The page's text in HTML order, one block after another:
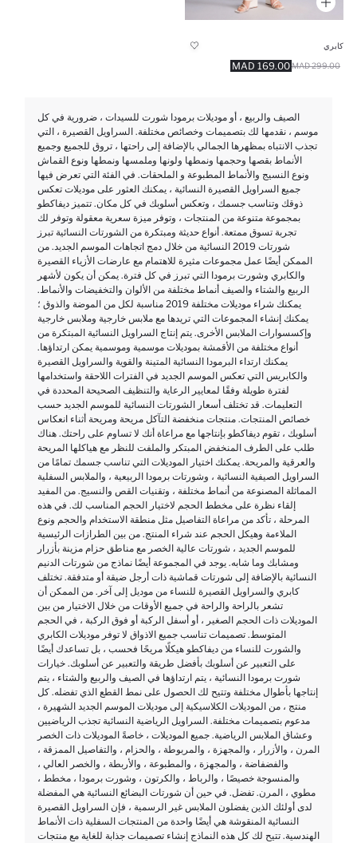
كابري
169.00 MAD 299.00 MAD
الصيف والربيع ، أو موديلات برمودا شورت للسيدات ، ضرورية في كل
موسم ، نقدمها لك بتصميمات وخصائص مختلفة. السراويل القصيرة ، التي
تجذب الانتباه بمظهرها الجمالي بالإضافة إلى راحتها ، تروق للجميع وجميع
الأنماط بقصها وحجمها ونمطها ولونها وملمسها ونمطها ونوع القماش
ونوع النسيج والأنماط المطبوعة و الملحقات. في الفئة التي تعرض فيها
جميع السراويل القصيرة النسائية ، يمكنك العثور على موديلات تعكس
ذوقك وتناسب جسمك ، وتعكس أسلوبك في كل مكان. تتميز ديفاكطو
بمجموعة متنوعة من المنتجات ، وتوفر ميزة سعرية معقولة وتوفر لك
تجربة تسوق ممتعة. أنواع حديثة ومبتكرة من الشورتات النسائية تبرز
شورتات 2019 النسائية من خلال دمج اتجاهات الموسم الجديد. من
الممكن أيضًا عمل مجموعات مثيرة للاهتمام مع عارضات الأزياء القصيرة
والكابري وشورت برمودا التي تبرز في كل فترة. يمكن أن يكون لأشهر
الربيع والشتاء والصيف أنماط مختلفة من الألوان والتخفيضات والأنماط.
يمكنك شراء موديلات مختلفة 2019 مناسبة لكل من الموضة والذوق ؛
يمكنك إنشاء المجموعات التي تريدها مع ملابس خارجية وملابس خارجية
وإكسسوارات الملابس الأخرى. يتم إنتاج السراويل النسائية المبتكرة من
أنواع مختلفة من الأقمشة بموديلات موسمية وموسمية يمكن ارتداؤها.
يمكنك ارتداء البرمودا النسائية المتينة والقوية والسراويل القصيرة
والكابريس التي تعكس الموسم الجديد في الفترات اللاحقة واستخدامها
لفترة طويلة وفقًا لمعايير الرعاية والتنظيف الصحيحة المحددة في
التعليمات. قد تختلف أسعار الشورتات النسائية للموسم الجديد حسب
خصائص المنتجات. منتجات منخفضة التآكل مريحة ومريحة أثناء انعكاس
أسلوبك ، تقوم ديفاكطو بإنتاجها مع مراعاة أنك لا تساوم على راحتك. هناك
طلب على الطرف المنخفض المبتكر والملفت للنظر مع هياكلها المريحة
والعرقية والمريحة. يمكنك اختيار الموديلات التي تناسب جسمك تمامًا من
السراويل الصيفية النسائية ، وشورتات برمودا الربيعية ، والملابس السفلية
المماثلة المصنوعة من أنماط مختلفة ، وتقنيات القص والنسيج. من المفيد
إلقاء نظرة على مخطط الحجم لاختيار الحجم المناسب لك. في هذه
المرحلة ، تأكد من مراعاة التفاصيل مثل منطقة الاستخدام والحجم ونوع
الملاءمة وهيكل الحجم عند شراء المنتج. من بين الطرازات الرئيسية
للموسم الجديد ، شورتات عالية الخصر مع مناطق حزام مزينة بأزرار
ومشابك وما شابه. يوجد في المجموعة أيضًا نماذج من شورتات الدنيم
النسائية بالإضافة إلى شورتات قماشية ذات أرجل ضيقة أو متدفقة. تختلف
كابري والسراويل القصيرة للنساء من موديل إلى آخر. من الممكن أن
تشعر بالراحة والراحة في جميع الأوقات من خلال الاختيار من بين
الموديلات ذات الحجم الصغير ، أو أسفل الركبة أو فوق الركبة ، في الحجم
المتوسط. تصميمات تناسب جميع الاذواق لا توفر موديلات الكابري
والشورت للنساء من ديفاكطو هيكلًا مريحًا فحسب ، بل تساعدك أيضًا
على التعبير عن أسلوبك بأفضل طريقة والتعبير عن أسلوبك. خيارات
شورت برمودا النسائية ، يتم ارتداؤها في الصيف والربيع والشتاء ، يتم
إنتاجها بأطوال مختلفة وتتيح لك الحصول على نمط القطع الذي تفضله. كل
منتج ، من الموديلات الكلاسيكية إلى موديلات الموسم الجديد الشهيرة ،
مدعوم بتصميمات مختلفة. السراويل الرياضية النسائية تجذب الرياضيين
وعشاق الملابس الرياضية. جميع الموديلات ، خاصةً الموديلات ذات الخصر
المرن ، والأزرار ، والمجهزة ، والمربوطة ، والحزام ، والتفاصيل الممزقة ،
والفضفاضة ، والمجهزة ، والمطبوعة ، والأربطة ، والخصر العالي ،
والمنسوجة خصيصًا ، والرباط ، والكرتون ، وشورت برمودا ، مخطط ،
مطوي ، المرن. تفضل. في حين أن شورتات البضائع النسائية هي المفضلة
لدى أولئك الذين يفضلون الملابس غير الرسمية ، فإن السراويل القصيرة
النسائية المنقوشة هي أيضًا واحدة من المنتجات السفلية ذات الأنماط
الهندسية. تتيح لك كل هذه النماذج إنشاء تصميمات جذابة للغاية مع منتجات